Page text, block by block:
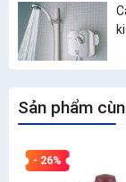
Sản phẩm
- 26%